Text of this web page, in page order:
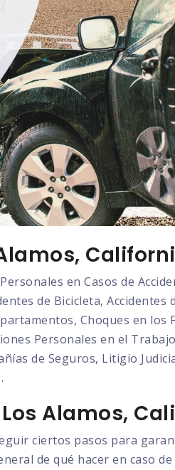
en Casos de
de Bicicleta,
Choques en los
Personales en el
de Seguros, Litigio
Alamos,
ciertos pasos para
de qué hacer en caso de